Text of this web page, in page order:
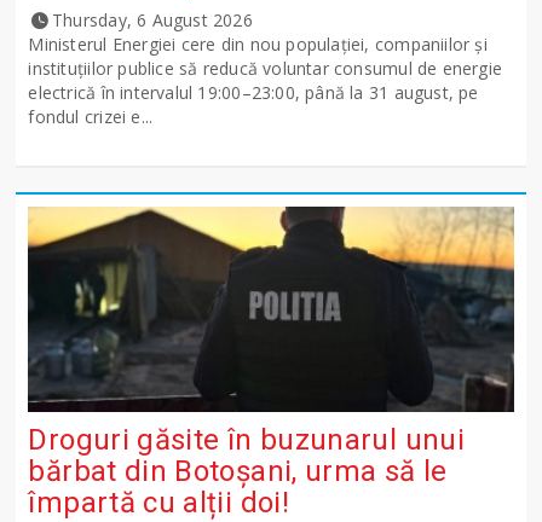
Thursday, 6 August 2026
Ministerul Energiei cere din nou populației, companiilor și
instituțiilor publice să reducă voluntar consumul de energie
electrică în intervalul 19:00–23:00, până la 31 august, pe
fondul crizei e...
Droguri găsite în buzunarul unui
bărbat din Botoșani, urma să le
împartă cu alții doi!